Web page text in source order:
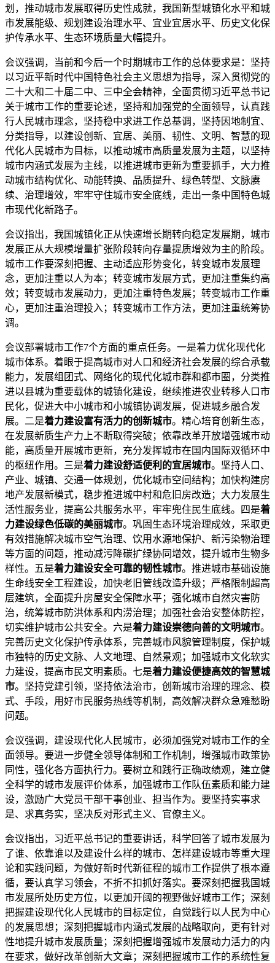
划，推动城市发展取得历史性成就，我国新型城镇化水平和城
市发展能级、规划建设治理水平、宜业宜居水平、历史文化保
护传承水平、生态环境质量大幅提升。
会议强调，当前和今后一个时期城市工作的总体要求是：坚持
以习近平新时代中国特色社会主义思想为指导，深入贯彻党的
二十大和二十届二中、三中全会精神，全面贯彻习近平总书记
关于城市工作的重要论述，坚持和加强党的全面领导，认真践
行人民城市理念，坚持稳中求进工作总基调，坚持因地制宜、
分类指导，以建设创新、宜居、美丽、韧性、文明、智慧的现
代化人民城市为目标，以推动城市高质量发展为主题，以坚持
城市内涵式发展为主线，以推进城市更新为重要抓手，大力推
动城市结构优化、动能转换、品质提升、绿色转型、文脉赓
续、治理增效，牢牢守住城市安全底线，走出一条中国特色城
市现代化新路子。
会议指出，我国城镇化正从快速增长期转向稳定发展期，城市
发展正从大规模增量扩张阶段转向存量提质增效为主的阶段。
城市工作要深刻把握、主动适应形势变化，转变城市发展理
念，更加注重以人为本；转变城市发展方式，更加注重集约高
效；转变城市发展动力，更加注重特色发展；转变城市工作重
心，更加注重治理投入；转变城市工作方法，更加注重统筹协
调。
会议部署城市工作7个方面的重点任务。一是着力优化现代化
城市体系。着眼于提高城市对人口和经济社会发展的综合承载
能力，发展组团式、网络化的现代化城市群和都市圈，分类推
进以县城为重要载体的城镇化建设，继续推进农业转移人口市
民化，促进大中小城市和小城镇协调发展，促进城乡融合发
展。二是着力建设富有活力的创新城市。精心培育创新生态，
在发展新质生产力上不断取得突破；依靠改革开放增强城市动
能，高质量开展城市更新，充分发挥城市在国内国际双循环中
的枢纽作用。三是着力建设舒适便利的宜居城市。坚持人口、
产业、城镇、交通一体规划，优化城市空间结构；加快构建房
地产发展新模式，稳步推进城中村和危旧房改造；大力发展生
活性服务业，提高公共服务水平，牢牢兜住民生底线。四是着
力建设绿色低碳的美丽城市。巩固生态环境治理成效，采取更
有效措施解决城市空气治理、饮用水源地保护、新污染物治理
等方面的问题，推动减污降碳扩绿协同增效，提升城市生物多
样性。五是着力建设安全可靠的韧性城市。推进城市基础设施
生命线安全工程建设，加快老旧管线改造升级；严格限制超高
层建筑，全面提升房屋安全保障水平；强化城市自然灾害防
治，统筹城市防洪体系和内涝治理；加强社会治安整体防控，
切实维护城市公共安全。六是着力建设崇德向善的文明城市。
完善历史文化保护传承体系，完善城市风貌管理制度，保护城
市独特的历史文脉、人文地理、自然景观；加强城市文化软实
力建设，提高市民文明素质。七是着力建设便捷高效的智慧城
市。坚持党建引领，坚持依法治市，创新城市治理的理念、模
式、手段，用好市民服务热线等机制，高效解决群众急难愁盼
问题。
会议强调，建设现代化人民城市，必须加强党对城市工作的全
面领导。要进一步健全领导体制和工作机制，增强城市政策协
同性，强化各方面执行力。要树立和践行正确政绩观，建立健
全科学的城市发展评价体系，加强城市工作队伍素质和能力建
设，激励广大党员干部干事创业、担当作为。要坚持实事求
是、求真务实，坚决反对形式主义、官僚主义。
会议指出，习近平总书记的重要讲话，科学回答了城市发展为
了谁、依靠谁以及建设什么样的城市、怎样建设城市等重大理
论和实践问题，为做好新时代新征程的城市工作提供了根本遵
循，要认真学习领会，不折不扣抓好落实。要深刻把握我国城
市发展所处历史方位，以更加开阔的视野做好城市工作；深刻
把握建设现代化人民城市的目标定位，自觉践行以人民为中心
的发展思想；深刻把握城市内涵式发展的战略取向，更有针对
性地提升城市发展质量；深刻把握增强城市发展动力活力的内
在要求，做好改革创新大文章；深刻把握城市工作的系统性复